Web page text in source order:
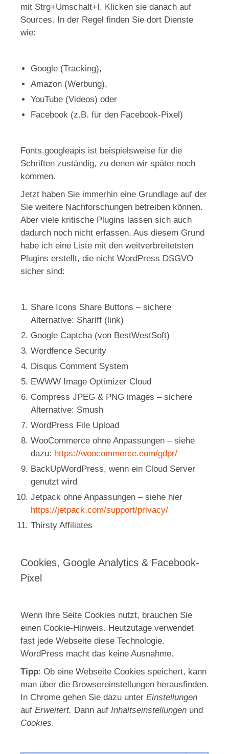
mit Strg+Umschalt+I. Klicken sie danach auf
Sources. In der Regel finden Sie dort Dienste
wie:
Google (Tracking),
Amazon (Werbung),
YouTube (Videos) oder
Facebook (z.B. für den Facebook-Pixel)
Fonts.googleapis ist beispielsweise für die
Schriften zuständig, zu denen wir später noch
kommen.
Jetzt haben Sie immerhin eine Grundlage auf der
Sie weitere Nachforschungen betreiben können.
Aber viele kritische Plugins lassen sich auch
dadurch noch nicht erfassen. Aus diesem Grund
habe ich eine Liste mit den weitverbreitetsten
Plugins erstellt, die nicht WordPress DSGVO
sicher sind:
Share Icons Share Buttons – sichere
Alternative: Shariff (link)
Google Captcha (von BestWestSoft)
Wordfence Security
Disqus Comment System
EWWW Image Optimizer Cloud
Compress JPEG & PNG images – sichere
Alternative: Smush
WordPress File Upload
WooCommerce ohne Anpassungen – siehe
dazu: https://woocommerce.com/gdpr/
BackUpWordPress, wenn ein Cloud Server
genutzt wird
Jetpack ohne Anpassungen – siehe hier
https://jetpack.com/support/privacy/
Thirsty Affiliates
Cookies, Google Analytics & Facebook-
Pixel
Wenn Ihre Seite Cookies nutzt, brauchen Sie
einen Cookie-Hinweis. Heutzutage verwendet
fast jede Webseite diese Technologie.
WordPress macht das keine Ausnahme.
Tipp: Ob eine Webseite Cookies speichert, kann
man über die Browsereinstellungen herausfinden.
In Chrome gehen Sie dazu unter Einstellungen
auf Erweitert. Dann auf Inhaltseinstellungen und
Cookies.